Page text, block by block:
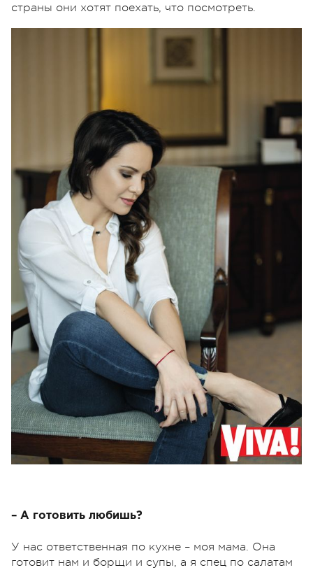
страны они хотят поехать, что посмотреть.
– А готовить любишь?
У нас ответственная по кухне – моя мама. Она
готовит нам и борщи и супы, а я спец по салатам